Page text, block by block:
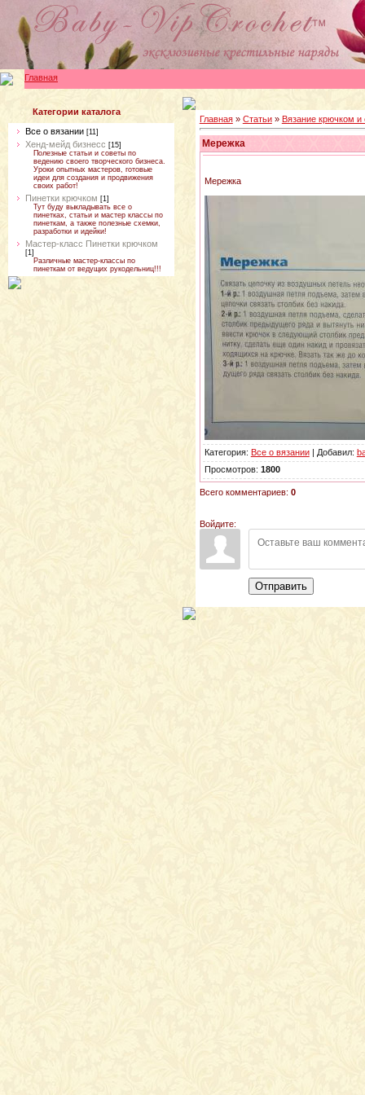
Главная
Категории каталога
Все о вязании [11]
Хенд-мейд бизнесс [15]
Полезные статьи и советы по
ведению своего творческого бизнеса.
Уроки опытных мастеров, готовые
идеи для создания и продвижения
своих работ!
Пинетки крючком [1]
Тут буду выкладывать все о
пинетках, статьи и мастер классы по
пинеткам, а также полезные схемки,
разработки и идейки!
Мастер-класс Пинетки крючком
[1]
Различные мастер-классы по
пинеткам от ведущих рукодельниц!!!
Главная» Статьи» Вязание крючком и
Мережка
Мережка
Категория: Все о вязании| Добавил:
Просмотров: 1800
Всего комментариев: 0
Войдите:
Отправить